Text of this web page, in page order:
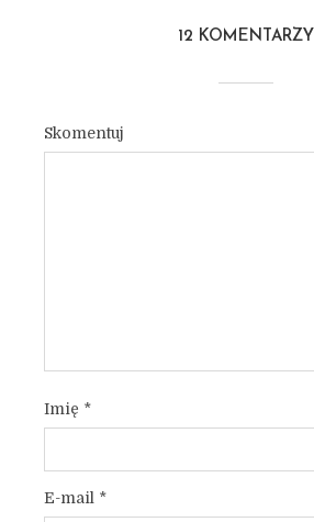
12 KOMENTARZY
Skomentuj
Imię *
E-mail *